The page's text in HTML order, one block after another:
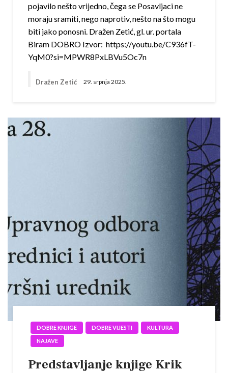
pojavilo nešto vrijedno, čega se Posavljaci ne
moraju sramiti, nego naprotiv, nešto na što mogu
biti jako ponosni. Dražen Zetić, gl. ur. portala
Biram DOBRO Izvor: https://youtu.be/C936fT-
YqM0?si=MPWR8PxLBVu5Oc7n
Dražen Zetić 29. srpnja 2025.
DOBRE KNJIGE DOBRE VIJESTI
KULTURA
NAJAVE
Predstavljanje knjige Krik